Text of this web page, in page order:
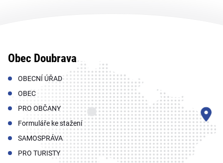
Obec Doubrava
OBECNÍ ÚŘAD
OBEC
PRO OBČANY
Formuláře ke stažení
SAMOSPRÁVA
PRO TURISTY